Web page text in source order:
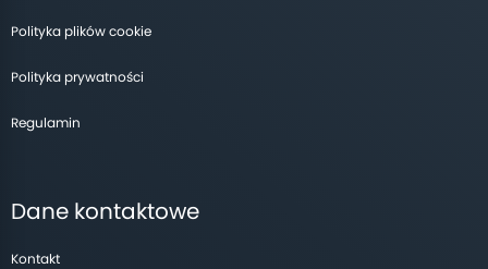
Polityka plików cookie
Polityka prywatności
Regulamin
Dane kontaktowe
Kontakt